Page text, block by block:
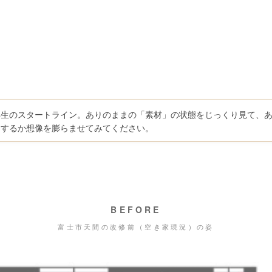
のスタートライン。ありのままの「素材」の状態をじっくり見て、
るか想像を膨らませてみてください。
BEFORE
富士市天間の改修前（空き家現況）の姿